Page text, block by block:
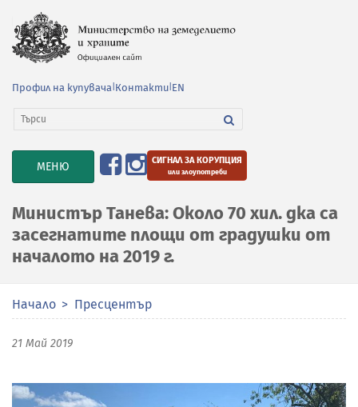
Профил на купувача Контакти EN
TOGGLE
NAVIGATION
МЕНЮ СИГНАЛ ЗА КОРУПЦИЯ
или злоупотреби
Министър Танева: Около 70 хил. дка са
засегнатите площи от градушки от
началото на 2019 г.
Начало Пресцентър
21 Май 2019